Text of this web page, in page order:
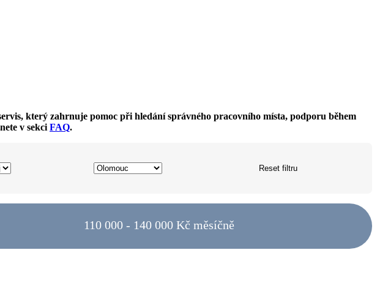
který zahrnuje pomoc při hledání správného pracovního místa, podporu během
v sekci FAQ.
Reset filtru
110 000 - 140 000 Kč měsíčně